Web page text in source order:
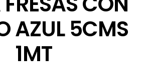
AZUL 5CMS
1MT